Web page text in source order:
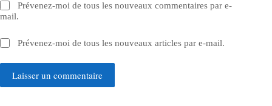
Prévenez-moi de tous les nouveaux commentaires par e-
mail.
Prévenez-moi de tous les nouveaux articles par e-mail.
Laisser un commentaire